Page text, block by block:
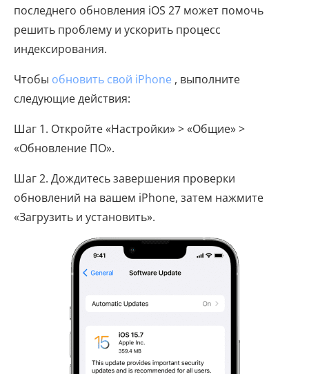
последнего обновления iOS 27 может помочь
решить проблему и ускорить процесс
индексирования.
Чтобы обновить свой iPhone , выполните
следующие действия:
Шаг 1. Откройте «Настройки» > «Общие» >
«Обновление ПО».
Шаг 2. Дождитесь завершения проверки
обновлений на вашем iPhone, затем нажмите
«Загрузить и установить».